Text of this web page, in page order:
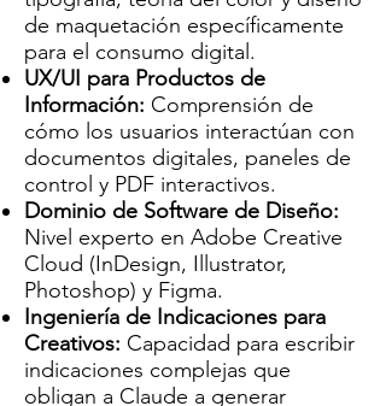
nuevas plataformas) e
impulsar la innovación en la
creación y distribución de
productos digitales.
de maquetación específicamente
para el consumo digital.
UX/UI para Productos de
Información: Comprensión de
cómo los usuarios interactúan con
documentos digitales, paneles de
control y PDF interactivos.
Dominio de Software de Diseño:
Nivel experto en Adobe Creative
Cloud (InDesign, Illustrator,
Photoshop) y Figma.
Ingeniería de Indicaciones para
Creativos: Capacidad para escribir
indicaciones complejas que
obligan a Claude a generar